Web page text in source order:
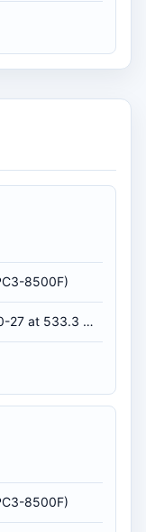
8500F)
7-7-7-20-27 at 533.3 MHz, at 1.5 volts (CL-RCD-RP-RAS-RC)
8500F)